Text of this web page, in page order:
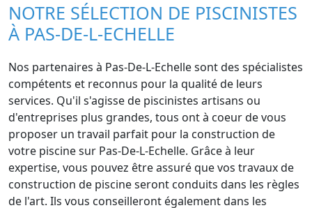
NOTRE SÉLECTION DE PISCINISTES
À PAS-DE-L-ECHELLE
Nos partenaires à Pas-De-L-Echelle sont des spécialistes
compétents et reconnus pour la qualité de leurs
services. Qu'il s'agisse de piscinistes artisans ou
d'entreprises plus grandes, tous ont à coeur de vous
proposer un travail parfait pour la construction de
votre piscine sur Pas-De-L-Echelle. Grâce à leur
expertise, vous pouvez être assuré que vos travaux de
construction de piscine seront conduits dans les règles
de l'art. Ils vous conseilleront également dans les